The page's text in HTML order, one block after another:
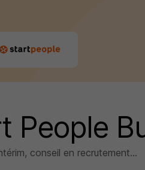
People
conseil en recrutement...